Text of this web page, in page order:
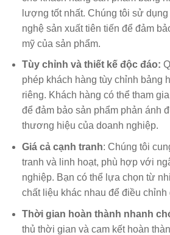
lượng tốt nhất. Chúng tôi sử
nghệ sản xuất tiên tiến để đảm
mỹ của sản phẩm.
Tùy chỉnh và thiết kế độc đáo:
phép khách hàng tùy chỉnh bảng
riêng. Khách hàng có thể tham
để đảm bảo sản phẩm phản ánh
thương hiệu của doanh nghiệp.
Giá cả cạnh tranh: Chúng tôi
tranh và linh hoạt, phù hợp với
nghiệp. Bạn có thể lựa chọn từ
chất liệu khác nhau để điều chỉnh
Thời gian hoàn thành nhanh
thủ thời gian và cam kết hoàn